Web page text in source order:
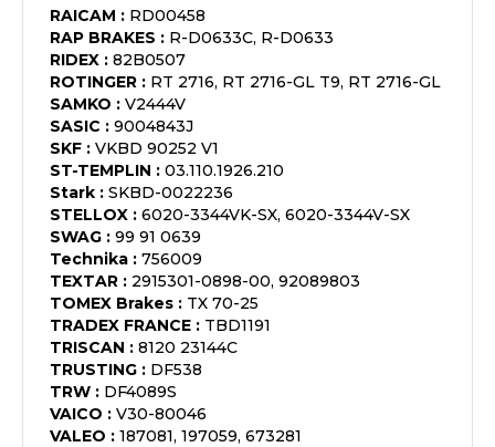
RAICAM : RD00458
RAP BRAKES : R-D0633C, R-D0633
RIDEX : 82B0507
ROTINGER : RT 2716, RT 2716-GL T9, RT 2716-GL
SAMKO : V2444V
SASIC : 9004843J
SKF : VKBD 90252 V1
ST-TEMPLIN : 03.110.1926.210
Stark : SKBD-0022236
STELLOX : 6020-3344VK-SX, 6020-3344V-SX
SWAG : 99 91 0639
Technika : 756009
TEXTAR : 2915301-0898-00, 92089803
TOMEX Brakes : TX 70-25
TRADEX FRANCE : TBD1191
TRISCAN : 8120 23144C
TRUSTING : DF538
TRW : DF4089S
VAICO : V30-80046
VALEO : 187081, 197059, 673281